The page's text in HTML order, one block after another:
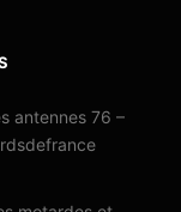
antennes 76 –